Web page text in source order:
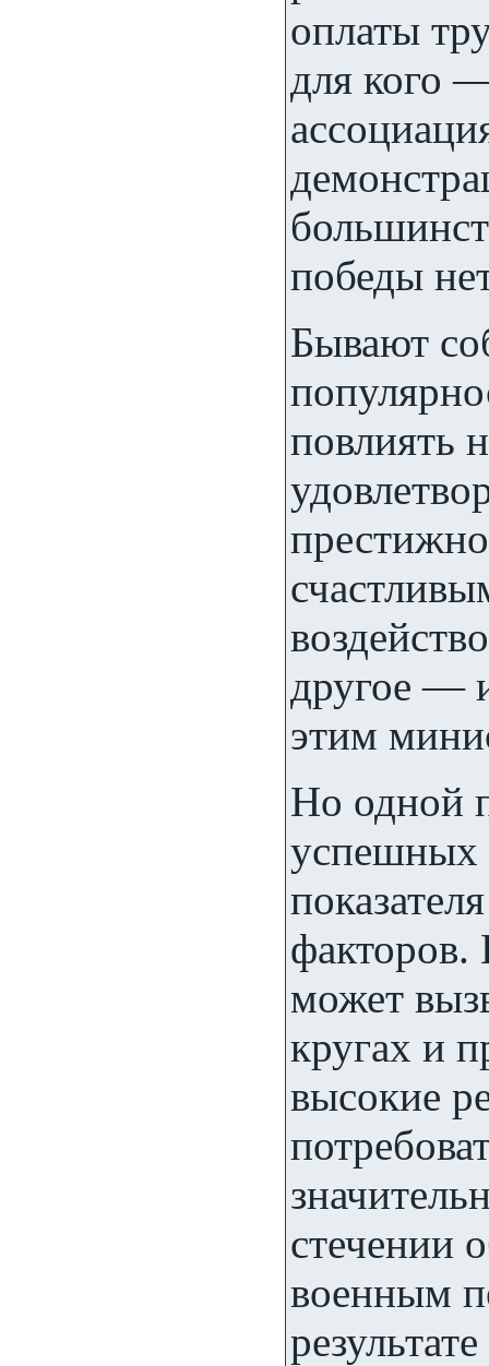
оплаты
для кого
победы
Бывают
повлиять
другое —
этим
Но одной
успешных
факторов.
может
кругах и
высокие
стечении
военным